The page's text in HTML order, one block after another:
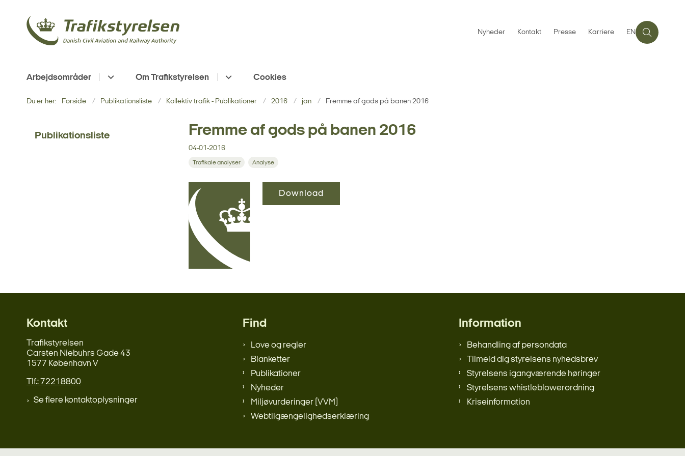
Nyheder Kontakt Presse Karriere EN
Arbejdsområder Om Trafikstyrelsen Cookies
Du er her: Forside Publikationsliste Kollektiv trafik - Publikationer 2016 jan Fremme af gods på banen 2016
Publikationsliste Fremme af gods på banen 2016
04-01-2016
Trafikale analyser Analyse
Download
Kontakt
Trafikstyrelsen
Carsten Niebuhrs Gade 43
1577 København V
Tlf.: 72218800
Se flere kontaktoplysninger
Find
Love og regler
Blanketter
Publikationer
Nyheder
Miljøvurderinger (VVM)
Webtilgængelighedserklæring
Information
Behandling af persondata
Tilmeld dig styrelsens nyhedsbrev
Styrelsens igangværende høringer
Styrelsens whistleblowerordning
Kriseinformation